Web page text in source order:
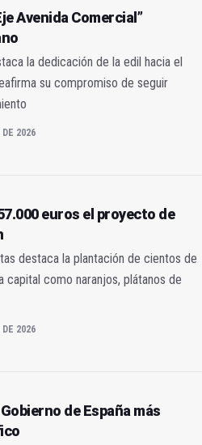
Avenida Comercial”
la dedicación de la edil hacia el
su compromiso de seguir
DE 2026
euros el proyecto de
destaca la plantación de cientos de
capital como naranjos, plátanos de
DE 2026
de España más